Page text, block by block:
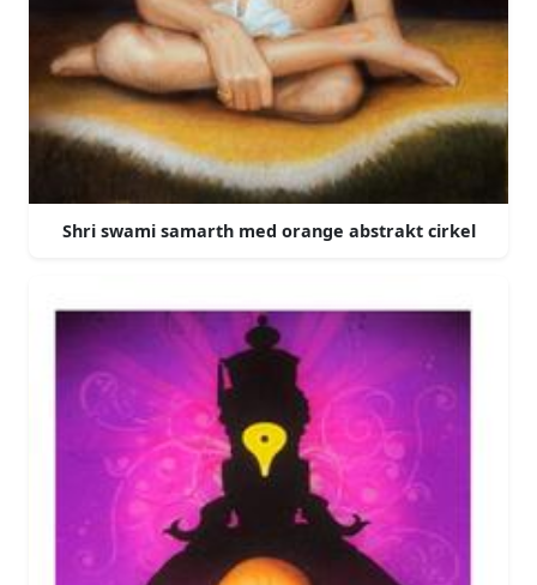
Shri swami samarth med orange abstrakt cirkel